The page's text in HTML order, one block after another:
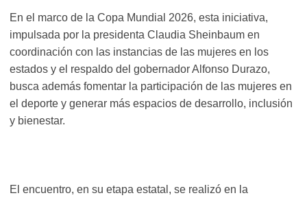
En el marco de la Copa Mundial 2026, esta iniciativa,
impulsada por la presidenta Claudia Sheinbaum en
coordinación con las instancias de las mujeres en los
estados y el respaldo del gobernador Alfonso Durazo,
busca además fomentar la participación de las mujeres en
el deporte y generar más espacios de desarrollo, inclusión
y bienestar.
El encuentro, en su etapa estatal, se realizó en la